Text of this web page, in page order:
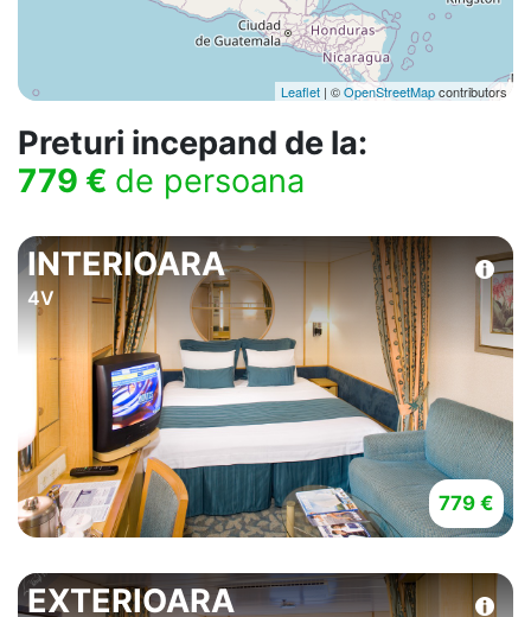
Leaflet | ©OpenStreetMapcontributors
Preturi incepand de la:
779 € de persoana
INTERIOARA
4V
779 €
EXTERIOARA